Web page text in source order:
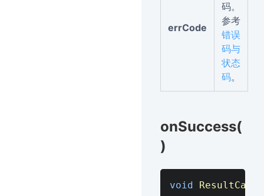
errCode
码。
参考
错误
码与
状态
码。
onSuccess(
)
void